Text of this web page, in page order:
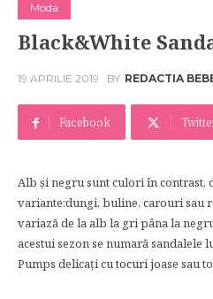
Moda
Black&White
19 APRILIE 2019 BY REDACTIA
Facebook
Alb şi negru sunt culori în contrast,
variante:dungi, buline, carouri sau
variază de la alb la gri pâna la
acestui sezon se numară sandalele
Pumps delicaţi cu tocuri joase sau